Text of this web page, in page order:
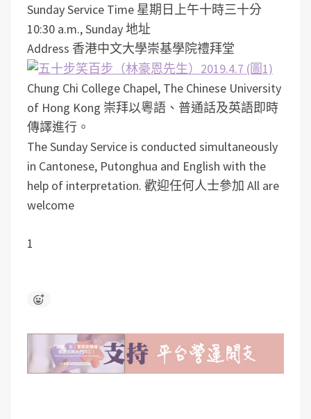
Sunday Service Time 星期日上午十時三十分
10:30 a.m., Sunday 地址
Address 香港中文大學崇基學院禮拜堂
Chung Chi College Chapel, The Chinese University
of Hong Kong 崇拜以粵語、普通話及英語即時
傳譯進行。
The Sunday Service is conducted simultaneously
in Cantonese, Putonghua and English with the
help of interpretation. 歡迎任何人士參加 All are
welcome
1